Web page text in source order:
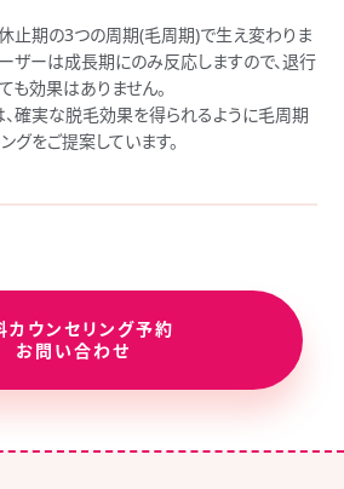
止期の3つの周期(毛周期)で生え変わりま
ザーは成長期にのみ反応しますので、退行
も効果はありません。
確実な脱毛効果を得られるように毛周期
グをご提案しています。
カウンセリング予約
お問い合わせ